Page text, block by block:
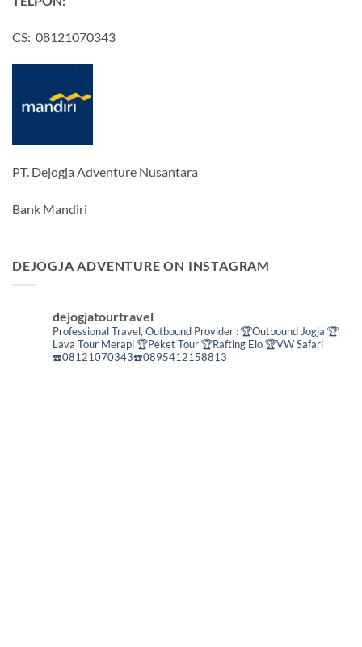
CS: 08121070343
PT. Dejogja Adventure Nusantara
Bank Mandiri
DEJOGJA ADVENTURE ON INSTAGRAM
dejogjatourtravel
Professional Travel, Outbound Provider :🏆Outbound Jogja 🏆
Lava Tour Merapi🏆Peket Tour🏆Rafting Elo🏆VW Safari
☎️08121070343☎️0895412158813